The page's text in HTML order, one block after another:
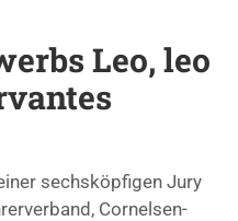
Leo, leo
sechsköpfigen Jury
Cornelsen-